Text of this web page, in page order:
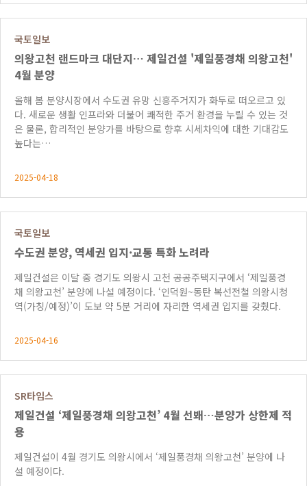
국토일보
의왕고천 랜드마크 대단지… 제일건설 '제일풍경채 의왕고천'
4월 분양
올해 봄 분양시장에서 수도권 유망 신흥주거지가 화두로 떠오르고 있
다. 새로운 생활 인프라와 더불어 쾌적한 주거 환경을 누릴 수 있는 것
은 물론, 합리적인 분양가를 바탕으로 향후 시세차익에 대한 기대감도
높다는…
2025-04-18
국토일보
수도권 분양, 역세권 입지·교통 특화 노려라
제일건설은 이달 중 경기도 의왕시 고천 공공주택지구에서 ‘제일풍경
채 의왕고천’ 분양에 나설 예정이다. ‘인덕원~동탄 복선전철 의왕시청
역(가칭/예정)’이 도보 약 5분 거리에 자리한 역세권 입지를 갖췄다.
2025-04-16
SR타임스
제일건설 ‘제일풍경채 의왕고천’ 4월 선봬…분양가 상한제 적
용
제일건설이 4월 경기도 의왕시에서 ‘제일풍경채 의왕고천’ 분양에 나
설 예정이다.